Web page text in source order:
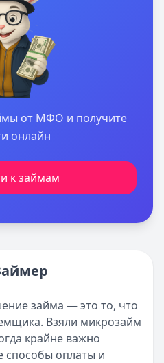
от МФО и получите
онлайн
к займам
займа — это то, что
Взяли микрозайм
крайне важно
способы оплаты и